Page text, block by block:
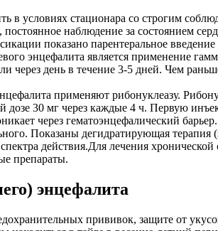
условиях стационара со строгим
наблюдение за состоянием
показано парентеральное
энцефалита является применение
день в течение 3-5 дней. Чем
применяют рибонуклеазу.
дозе 30 мг через каждые 4 ч. Первую
через гематоэнцефалический
Показаны дегидратирующая
действия.Для лечения
препараты.
энцефалита
прививок, защите от